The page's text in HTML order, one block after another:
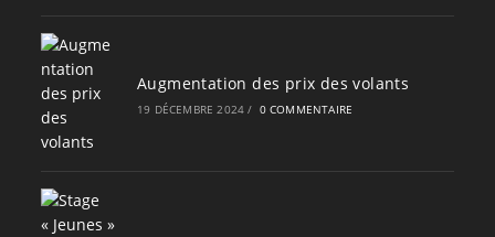
Augmentation des prix des volants
19 DÉCEMBRE 2024 / 0 COMMENTAIRE